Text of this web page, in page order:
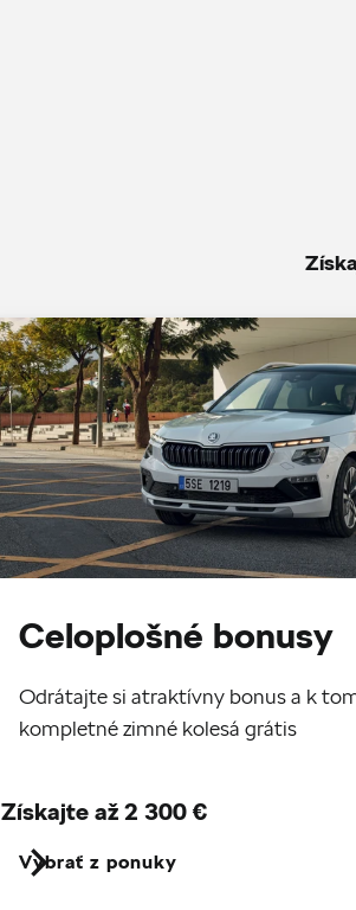
Celoplošné bonusy
Odrátajte si atraktívny bonus a k
kompletné zimné kolesá grátis
Vybrať z ponuky
Získajte až 2 300 €